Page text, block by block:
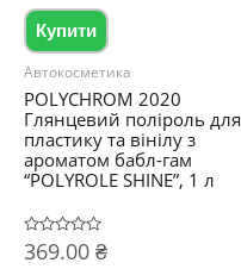
Купити
Автокосметика
POLYCHROM 2020
Глянцевий поліроль для
пластику та вінілу з
ароматом бабл-гам
“POLYROLE SHINE”, 1 л
Оцінено
в
369.00 ₴